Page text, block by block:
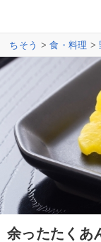
ちそう >食・料理 >
余ったたくあ